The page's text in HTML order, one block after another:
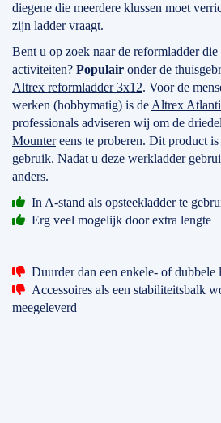
diegene die meerdere klussen moet
zijn ladder vraagt.
Bent u op zoek naar de reformladder
activiteiten? Populair onder de
Altrex reformladder 3x12. Voor de
werken (hobbymatig) is de Altrex
professionals adviseren wij om de
Mountereens te proberen. Dit product
gebruik. Nadat u deze werkladder
anders.
In A-stand als opsteekladder te
Erg veel mogelijk door extra lengte
Duurder dan een enkele- of dubbele
Accessoires als een stabiliteitsbalk
meegeleverd